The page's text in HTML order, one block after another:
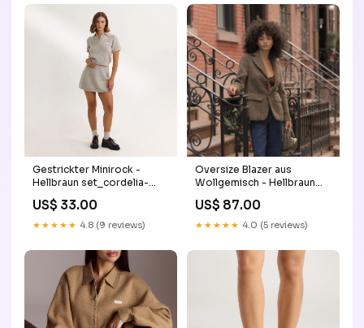
Gestrickter Minirock -
Hellbraun set_cordelia-
US$ 33.00
★★★★★ 4.8 (9 reviews)
Oversize Blazer aus
Wollgemisch - Hellbraun
US$ 87.00
★★★★★ 4.0 (5 reviews)